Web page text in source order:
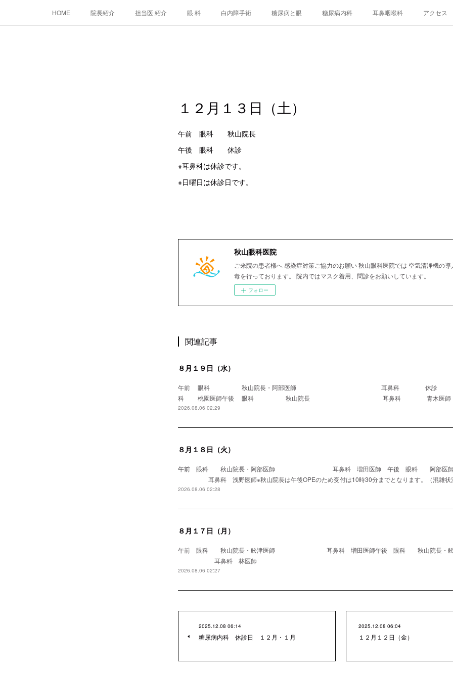
HOME 院長紹介 担当医 紹介 眼 科 白内障手術 糖尿病と眼 糖尿病内科 耳鼻咽喉科 アクセス
１２月１３日（土）
午前 眼科 秋山院長
午後 眼科 休診
※耳鼻科は休診です。
※日曜日は休診日です。
秋山眼科医院
ご来院の患者様へ 感染症対策ご協力のお願い 秋山眼科医院では 空気清浄機の
毒を行っております。 院内ではマスク着用、問診をお願いしています。
フォロー
関連記事
８月１９日（水）
午前 眼科 秋山院長・阿部医師 耳鼻科 休診
科 桃園医師午後 眼科 秋山院長 耳鼻科 青木
2026.08.06 02:29
８月１８日（火）
午前 眼科 秋山院長・阿部医師 耳鼻科 増田医師 午後 眼科 阿部
耳鼻科 浅野医師※秋山院長は午後OPEのため受付は10時30分までとなります。（混雑状
2026.08.06 02:28
８月１７日（月）
午前 眼科 秋山院長・舩津医師 耳鼻科 増田医師午後 眼科 秋山院長・舩
耳鼻科 林医師
2026.08.06 02:27
2025.12.08 06:14
糖尿病内科 休診日 １２月・１月
2025.12.08 06:04
１２月１２日（金）